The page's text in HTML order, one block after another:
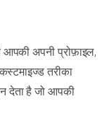
आपकी अपनी प्रोफ़ाइल,
तरीका
देता है जो आपकी